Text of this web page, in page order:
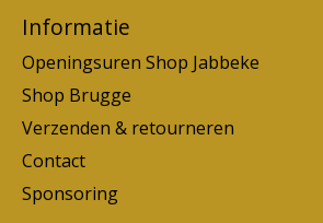
Informatie
Openingsuren Shop Jabbeke
Shop Brugge
Verzenden & retourneren
Contact
Sponsoring